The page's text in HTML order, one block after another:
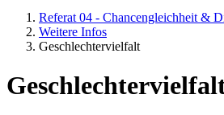
Referat 04 - Chancengleichheit &
Weitere Infos
Geschlechtervielfalt